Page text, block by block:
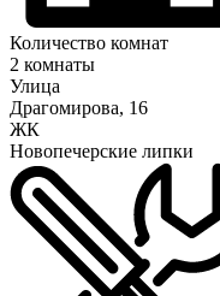
Количество комнат
2 комнаты
Улица
Драгомирова, 16
ЖК
Новопечерские липки